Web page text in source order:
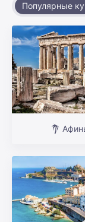
Популярные